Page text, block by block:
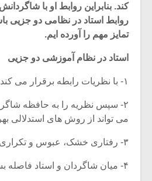
کند. بنابراین روابط او با
روابط استاد در نظامی دو جزیی
تمایز مهم را آورده ایم.
استاد در نظام آموزشی دو جزیی
۱- با نظریات رابطه برقرار می کند.
۲- سپس نظریه را به حافظه
می تواند از روش های استدلالی
۳- رفتاری خشک، عبوس و تکراری دارد.
۴- میان شاگردان و استاد فاصله بسیار است.